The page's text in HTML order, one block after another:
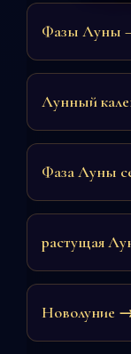
Фазы Луны
Лунный
Фаза Луны
растущая
Новолуние